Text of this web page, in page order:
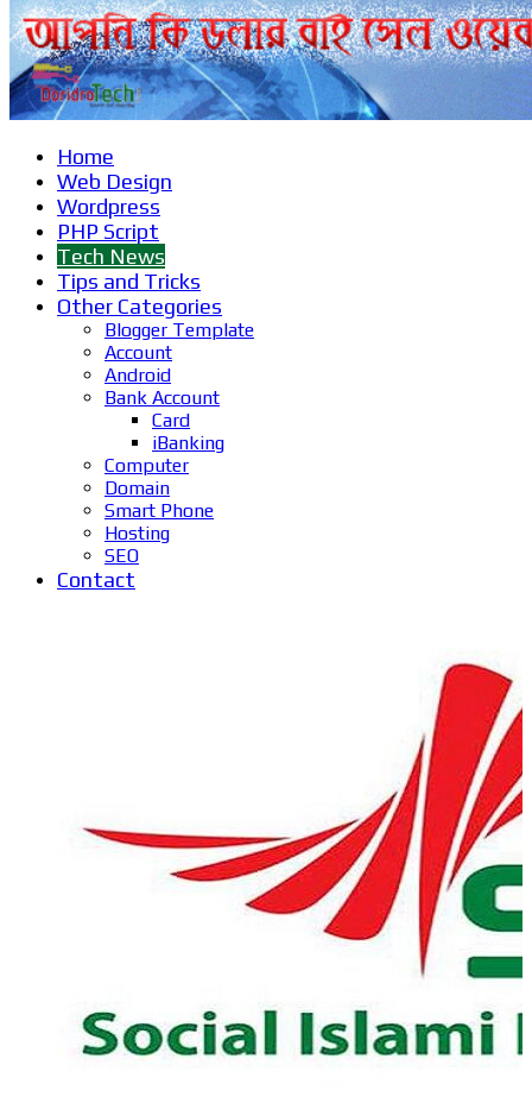
Home
Web Design
Wordpress
PHP Script
Tech News
Tips and Tricks
Other Categories
Blogger Template
Account
Android
Bank Account
Card
iBanking
Computer
Domain
Smart Phone
Hosting
SEO
Contact